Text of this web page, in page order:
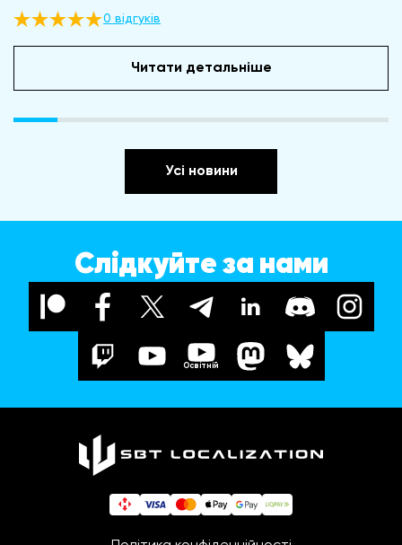
0 відгуків
Читати детальніше
Усі новини
Слідкуйте за нами
Освітній